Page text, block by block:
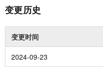
变更历史
变更时间
2024-09-23